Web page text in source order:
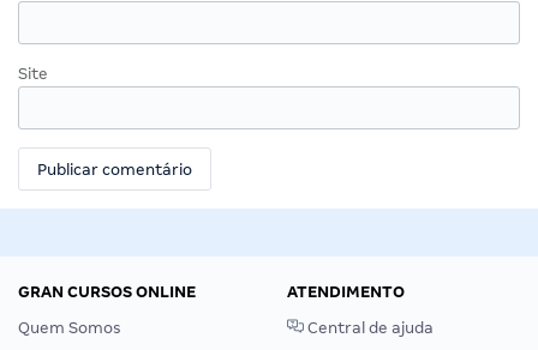
Site
GRAN CURSOS ONLINE
Quem Somos
ATENDIMENTO
Central de ajuda